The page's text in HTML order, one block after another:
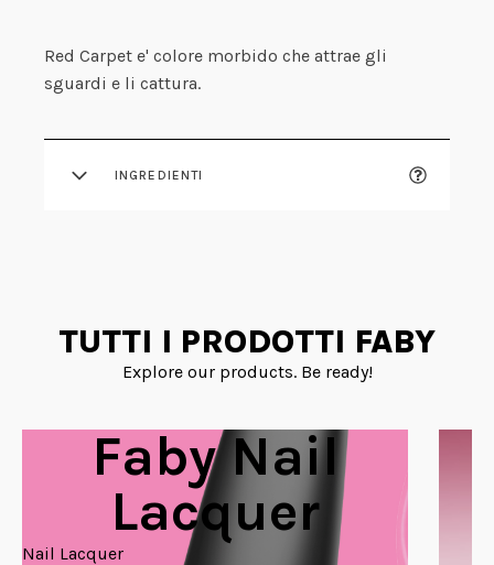
Red Carpet e' colore morbido che attrae gli
sguardi e li cattura.
INGREDIENTI
TUTTI I PRODOTTI FABY
Explore our products. Be ready!
Faby Nail
Lacquer
Nail Lacquer